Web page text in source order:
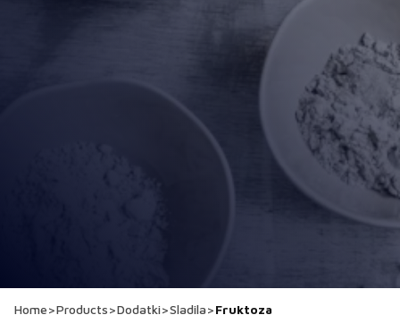
Home>Products>Dodatki>Sladila>Fruktoza